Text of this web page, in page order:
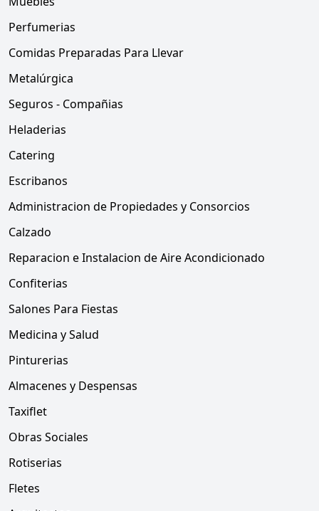
Perfumerias
Comidas Preparadas Para Llevar
Metalúrgica
Seguros - Compañias
Heladerias
Catering
Escribanos
Administracion de Propiedades y Consorcios
Calzado
Reparacion e Instalacion de Aire Acondicionado
Confiterias
Salones Para Fiestas
Medicina y Salud
Pinturerias
Almacenes y Despensas
Taxiflet
Obras Sociales
Rotiserias
Fletes